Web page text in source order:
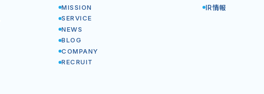
MISSION
SERVICE
NEWS
BLOG
COMPANY
RECRUIT
IR情報